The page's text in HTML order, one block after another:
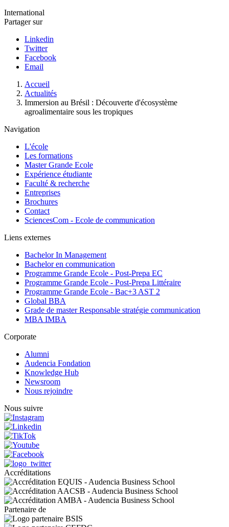
International
Partager sur
Linkedin
Twitter
Facebook
Email
d'Ariane
Accueil
Actualités
Immersion au Brésil : Découverte d'écosystème
agroalimentaire sous les tropiques
Navigation
L'école
Les formations
Master Grande Ecole
Expérience étudiante
Faculté & recherche
Entreprises
Brochures
Contact
SciencesCom - Ecole de communication
Liens externes
Bachelor In Management
Bachelor en communication
Programme Grande Ecole - Post-Prepa EC
Programme Grande Ecole - Post-Prepa Littéraire
Programme Grande Ecole - Bac+3 AST 2
Global BBA
Grade de master Responsable stratégie communication
MBA IMBA
Corporate
Alumni
Audencia Fondation
Knowledge Hub
Newsroom
Nous rejoindre
Nous suivre
Accréditations
Partenaire de